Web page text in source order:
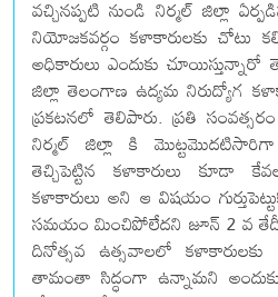
వచ్చినప్పటి నుండి నిర్మల్ జిల్లా
నియోజకవర్గం కళాకారులకు చోటు
అధికారులు ఎందుకు
జిల్లా తెలంగాణ ఉద్యమ నిరుద్యోగ
ప్రకటనలో తెలిపారు. ప్రతి
నిర్మల్ జిల్లా కి
తెచ్చిపెట్టిన కళాకారులు కూడా
కళాకారులు అని ఆ విషయం
సమయం మించిపోలేదని జూన్ 2 వ తేదీన
దినోత్సవ ఉత్సవాలలో కళాకారులకు
తామంతా సిద్ధంగా ఉన్నామని